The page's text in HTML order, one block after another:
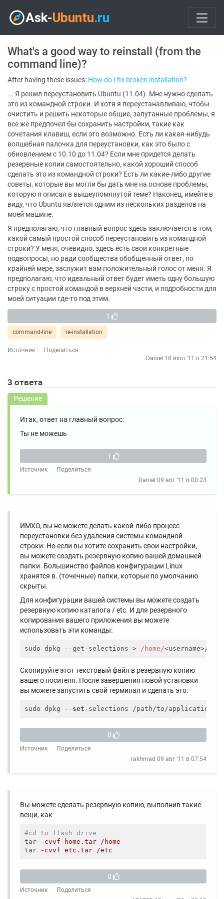
What's a good way to reinstall (from the
command line)?
After having these issues: How do I fix broken installation?
... Я решил переустановить Ubuntu (11.04). Мне нужно сделать
это из командной строки. И хотя я переустанавливаю, чтобы
очистить и решить некоторые общие, запутанные проблемы, я
все же предпочел бы сохранить настройки, такие как
сочетания клавиш, если это возможно. Есть ли какая-нибудь
волшебная палочка для переустановки, как это было с
обновлением с 10.10 до 11.04? Если мне придется делать
резервные копии самостоятельно, какой хороший способ
сделать это из командной строки? Есть ли какие-либо другие
советы, которые вы могли бы дать мне на основе проблемы,
которую я описал в вышеупомянутой теме? Наконец, имейте в
виду, что Ubuntu является одним из нескольких разделов на
моей машине.
Я предполагаю, что главный вопрос здесь заключается в том,
какой самый простой способ переустановить из командной
строки? У меня, очевидно, здесь есть свои конкретные
подвопросы, но ради сообщества обобщенный ответ, по
крайней мере, заслужит вам положительный голос от меня. Я
предполагаю, что идеальный ответ будет иметь одну большую
строку с простой командой в верхней части, и подробности для
моей ситуации где-то под этим.
1
command-line re-installation
Источник
Поделиться
Daniel 18 июл '11 в 21:54
3 ответа
Решение
Итак, ответ на главный вопрос:
Ты не можешь
1
Источник
Поделиться
Daniel 09 авг '11 в 00:23
ИМХО, вы не можете делать какой-либо процесс
переустановки без удаления системы командной
строки. Но если вы хотите сохранить свои настройки,
вы можете создать резервную копию вашей домашней
папки. Большинство файлов конфигурации Linux
хранятся в. (точечные) папки, которые по умолчанию
скрыты.
Для конфигурации вашей системы вы можете создать
резервную копию каталога / etc. И для резервного
копирования вашего приложения вы можете
использовать эти команды:
sudo dpkg --get-selections > /home/
Скопируйте этот текстовый файл в резервную копию
вашего носителя. После завершения новой установки
вы можете запустить свой терминал и сделать это:
sudo dpkg -- set -selections /path/to/
0
Источник
Поделиться
rakhmad 09 авг '11 в 07:54
Вы можете сделать резервную копию, выполнив такие
вещи, как
#cd to flash drive
tar
-cvvf home.tar /home
tar
-cvvf etc.tar /etc
0
Источник
Поделиться